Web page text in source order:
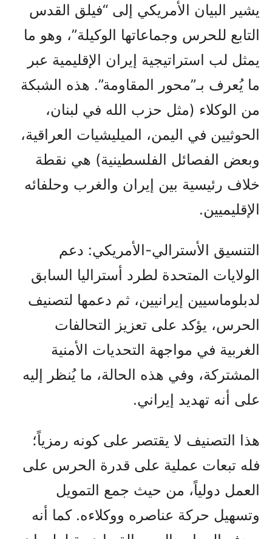
يشير البيان الأمريكي إلى “فيلق القدس
التابع للحرس وجماعاتها الوكيلة”، وهو ما
يمثل لب استراتيجية إيران الإقليمية عبر
ما يُعرف بـ”محور المقاومة”. هذه الشبكة
من الوكلاء (مثل حزب الله في لبنان،
الحوثيين في اليمن، الميليشيات العراقية،
وبعض الفصائل الفلسطينية) هي نقطة
خلاف رئيسية بين إيران والغرب وحلفائه
الإقليميين.
التنسيق الأسترالي-الأمريكي: دعم
الولايات المتحدة لطرد أستراليا السابق
لدبلوماسيين إيرانيين، ثم دعمها لتصنيف
الحرس، يؤكد على تعزيز التحالفات
الغربية في مواجهة التحديات الأمنية
المشتركة، وفي هذه الحالة، ما يُنظر إليه
على أنه تهديد إيراني.
هذا التصنيف لا يقتصر على كونه رمزياً؛
فله تبعات عملية على قدرة الحرس على
العمل دولياً، من حيث جمع التمويل
وتسهيل حركة عناصره ووكلاءه. كما أنه